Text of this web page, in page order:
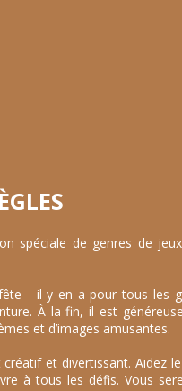
spéciale de genres de
- il y en a pour tous les
À la fin, il est
et d’images amusantes.
et divertissant. Aidez
à tous les défis. Vous